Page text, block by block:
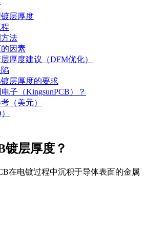
层厚度
法
因素
厚度建议（DFM优化）
层厚度的要求
子（KingsunPCB）？
（美元）
镀层厚度？
在电镀过程中沉积于导体表面的金属